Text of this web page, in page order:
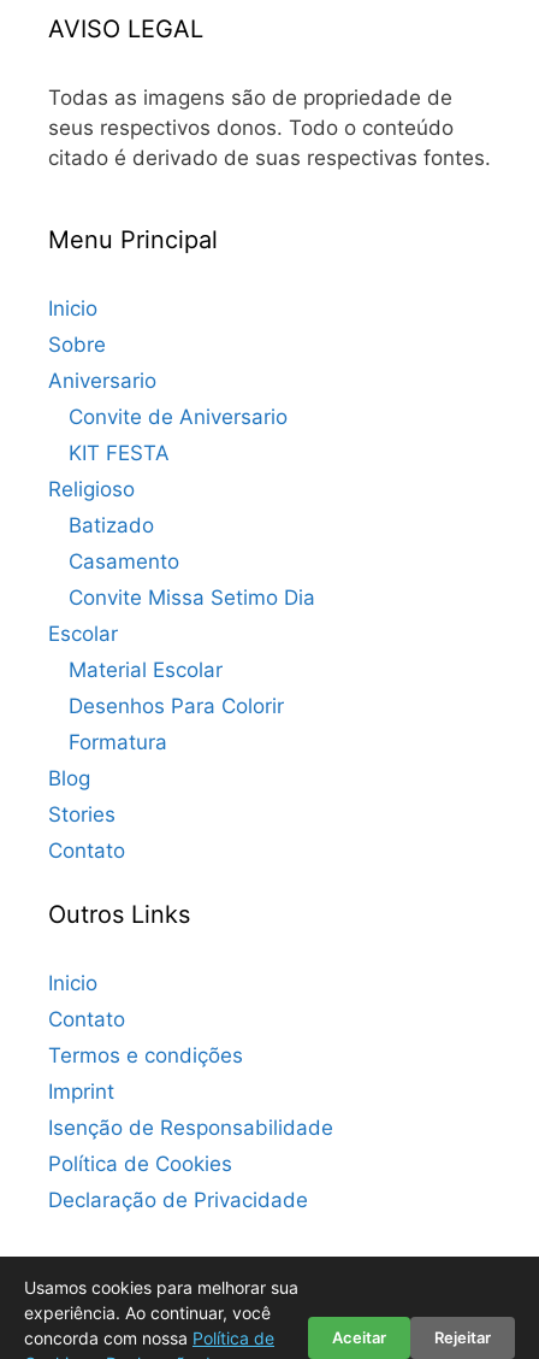
AVISO LEGAL
Todas as imagens são de propriedade de
seus respectivos donos. Todo o conteúdo
citado é derivado de suas respectivas fontes.
Menu Principal
Inicio
Sobre
Aniversario
Convite de Aniversario
KIT FESTA
Religioso
Batizado
Casamento
Convite Missa Setimo Dia
Escolar
Material Escolar
Desenhos Para Colorir
Formatura
Blog
Stories
Contato
Outros Links
Inicio
Contato
Termos e condições
Imprint
Isenção de Responsabilidade
Política de Cookies
Declaração de Privacidade
Usamos cookies para melhorar sua
experiência. Ao continuar, você
concorda com nossa Política de
Aceitar Rejeitar